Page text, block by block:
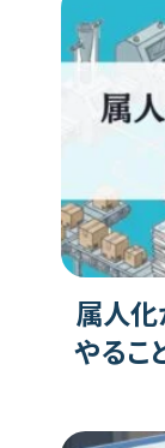
属人化
やるこ